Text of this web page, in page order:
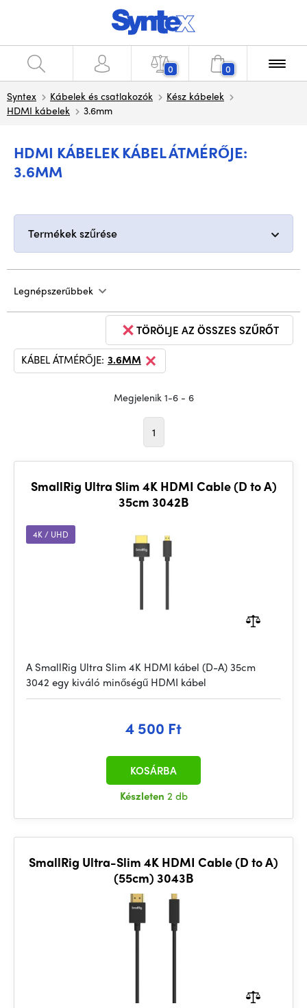
0 0
Syntex Kábelek és csatlakozók
Kész kábelek
HDMI kábelek
3.6mm
HDMI KÁBELEK KÁBEL ÁTMÉRŐJE:
3.6MM
Termékek szűrése
Legnépszerűbbek
TÖRÖLJE AZ ÖSSZES SZŰRŐT
KÁBEL ÁTMÉRŐJE: 3.6MM
Megjelenik 1-6 - 6
1
SmallRig Ultra Slim 4K HDMI Cable (D to A)
35cm 3042B
4K / UHD
A SmallRig Ultra Slim 4K HDMI kábel (D-A) 35cm
3042 egy kiváló minőségű HDMI kábel
4 500 Ft
Készleten 2 db
KOSÁRBA
SmallRig Ultra-Slim 4K HDMI Cable (D to A)
(55cm) 3043B